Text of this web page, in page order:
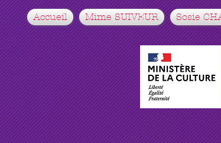
Accueil Mime SUIVEUR Sosie